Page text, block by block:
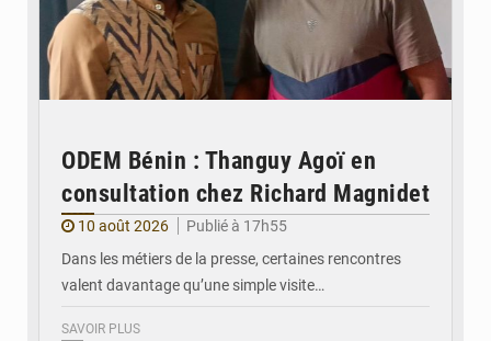
ODEM Bénin : Thanguy Agoï en
consultation chez Richard Magnidet
10 août 2026
Publié à 17h55
Dans les métiers de la presse, certaines rencontres
valent davantage qu’une simple visite…
SAVOIR PLUS